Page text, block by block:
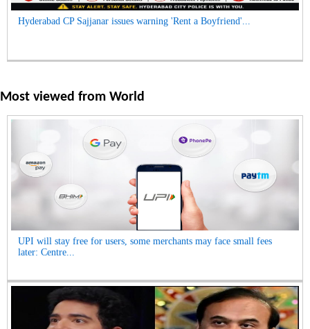
Hyderabad CP Sajjanar issues warning 'Rent a Boyfriend'...
Most viewed from World
UPI will stay free for users, some merchants may face small fees
later: Centre...